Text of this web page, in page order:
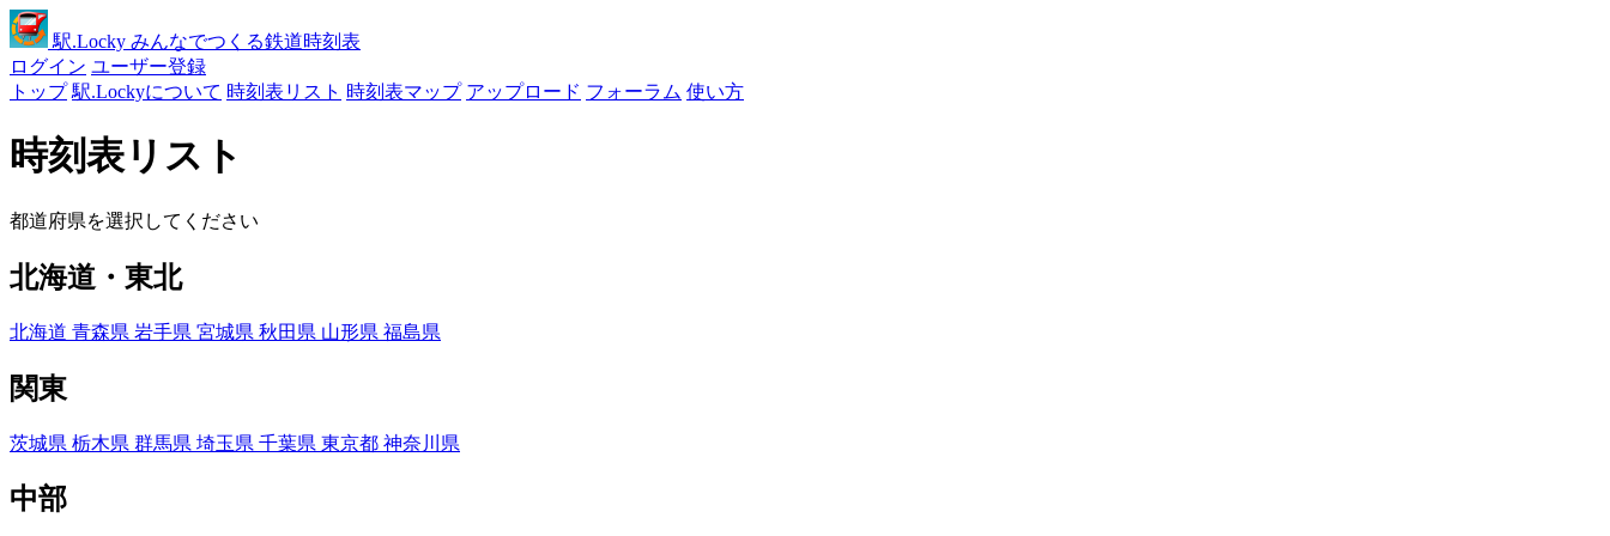
駅.Locky みんなでつくる鉄道時刻表
ログイン ユーザー登録
トップ 駅.Lockyについて 時刻表リスト 時刻表マップ アップロード フォーラム 使い方
時刻表リスト
都道府県を選択してください
北海道・東北
北海道 青森県 岩手県 宮城県 秋田県 山形県 福島県
関東
茨城県 栃木県 群馬県 埼玉県 千葉県 東京都 神奈川県
中部